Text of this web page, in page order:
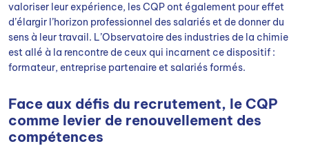
valoriser leur expérience, les CQP ont également pour effet
d’élargir l’horizon professionnel des salariés et de donner du
sens à leur travail. L’Observatoire des industries de la chimie
est allé à la rencontre de ceux qui incarnent ce dispositif :
formateur, entreprise partenaire et salariés formés.
Face aux défis du recrutement, le CQP
comme levier de renouvellement des
compétences